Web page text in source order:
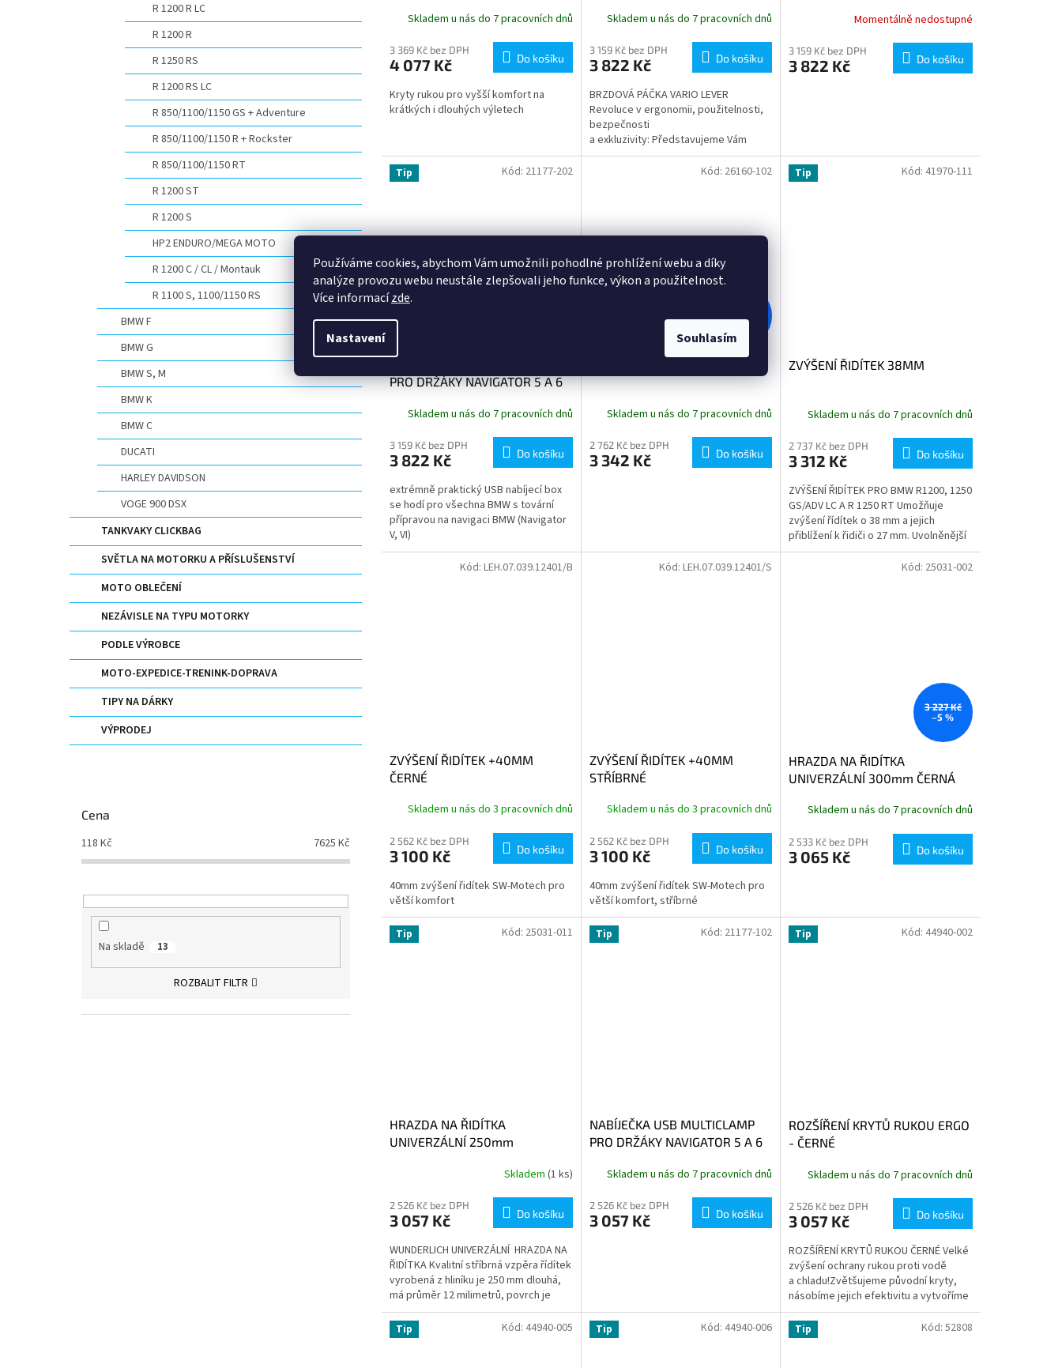
Používáme cookies, abychom Vám umožnili pohodlné prohlížení webu a díky
analýze provozu webu neustále zlepšovali jeho funkce, výkon a použitelnost.
Více informacízde.
Nastavení Souhlasím
R 1200 R LC
R 1200 R
R 1250 RS
R 1200 RS LC
R 850/1100/1150 GS + Adventure
R 850/1100/1150 R + Rockster
R 850/1100/1150 RT
R 1200 ST
R 1200 S
HP2 ENDURO/MEGA MOTO
R 1200 C / CL / Montauk
R 1100 S, 1100/1150 RS
BMW F
BMW G
BMW S, M
BMW K
BMW C
DUCATI
HARLEY DAVIDSON
VOGE 900 DSX
TANKVAKY CLICKBAG
SVĚTLA NA MOTORKU A PŘÍSLUŠENSTVÍ
MOTO OBLEČENÍ
NEZÁVISLE NA TYPU MOTORKY
PODLE VÝROBCE
MOTO-EXPEDICE-TRENINK-DOPRAVA
TIPY NA DÁRKY
VÝPRODEJ
Cena
118 Kč 7625 Kč
Na skladě 13
ROZBALIT FILTR
Skladem u nás do 7 pracovních dnů
3 369 Kč bez DPH
4 077 Kč Do košíku
Kryty rukou pro vyšší komfort na
krátkých i dlouhých výletech
Skladem u nás do 7 pracovních dnů
3 159 Kč bez DPH
3 822 Kč Do košíku
BRZDOVÁ PÁČKA VARIO LEVER
Revoluce v ergonomii, použitelnosti,
bezpečnosti
a exkluzivity: Představujeme Vám
VARIO LEVER páčky s nastavitelnou
Momentálně nedostupné
3 159 Kč bez DPH
3 822 Kč Do košíku
Tip
PRO DRŽÁKY NAVIGATOR 5 A 6
Skladem u nás do 7 pracovních dnů
3 159 Kč bez DPH
3 822 Kč Do košíku
extrémně praktický USB nabíjecí box
se hodí pro všechna BMW s tovární
přípravou na navigaci BMW (Navigator
V, VI)
Kód: 21177-202
–5 %
Skladem u nás do 7 pracovních dnů
2 762 Kč bez DPH
3 342 Kč Do košíku
Kód: 26160-102 Tip
ZVÝŠENÍ ŘIDÍTEK 38MM
Skladem u nás do 7 pracovních dnů
2 737 Kč bez DPH
3 312 Kč Do košíku
ZVÝŠENÍ ŘIDÍTEK PRO BMW R1200, 1250
GS/ADV LC A R 1250 RT Umožňuje
zvýšení řídítek o 38 mm a jejich
přiblížení k řidiči o 27 mm. Uvolněnější
pozice ramen....
Kód: 41970-111
ZVÝŠENÍ ŘIDÍTEK +40MM
ČERNÉ
Skladem u nás do 3 pracovních dnů
2 562 Kč bez DPH
3 100 Kč Do košíku
40mm zvýšení řidítek SW-Motech pro
větší komfort
Kód: LEH.07.039.12401/B
ZVÝŠENÍ ŘIDÍTEK +40MM
STŘÍBRNÉ
Skladem u nás do 3 pracovních dnů
2 562 Kč bez DPH
3 100 Kč Do košíku
40mm zvýšení řidítek SW-Motech pro
větší komfort, stříbrné
Kód:LEH.07.039.12401/S
3 227 Kč
–5 %
HRAZDA NA ŘIDÍTKA
UNIVERZÁLNÍ 300mm ČERNÁ
Skladem u nás do 7 pracovních dnů
2 533 Kč bez DPH
3 065 Kč Do košíku
Kód: 25031-002
Tip
HRAZDA NA ŘIDÍTKA
UNIVERZÁLNÍ 250mm
Skladem (1 ks)
2 526 Kč bez DPH
3 057 Kč Do košíku
WUNDERLICH UNIVERZÁLNÍ HRAZDA NA
ŘIDÍTKA Kvalitní stříbrná vzpěra řídítek
vyrobená z hliníku je 250 mm dlouhá,
má průměr 12 milimetrů, povrch je
otryskán skleněnými...
Kód: 25031-011 Tip
NABÍJEČKA USB MULTICLAMP
PRO DRŽÁKY NAVIGATOR 5 A 6
Skladem u nás do 7 pracovních dnů
2 526 Kč bez DPH
3 057 Kč Do košíku
Kód: 21177-102 Tip
ROZŠÍŘENÍ KRYTŮ RUKOU ERGO
- ČERNÉ
Skladem u nás do 7 pracovních dnů
2 526 Kč bez DPH
3 057 Kč Do košíku
ROZŠÍŘENÍ KRYTŮ RUKOU ČERNÉ Velké
zvýšení ochrany rukou proti vodě
a chladu!Zvětšujeme původní kryty,
násobíme jejich efektivitu a vytvoříme
efektivní, ale...
Kód: 44940-002
Tip Kód: 44940-005 Tip Kód: 44940-006 Tip Kód: 52808